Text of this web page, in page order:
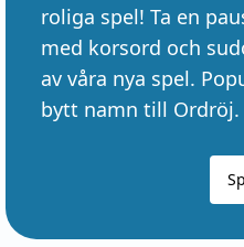
roliga spel! Ta en
med korsord och
av våra nya spel.
bytt namn till Ordröj.